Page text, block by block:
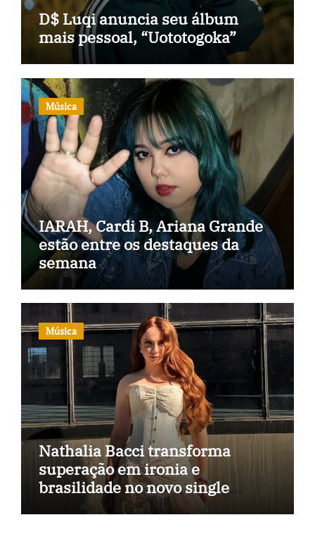
D$ Luqi anuncia seu álbum
mais pessoal, “Uototogoka”
Música
IARAH, Cardi B, Ariana Grande
estão entre os destaques da
semana
Música
Nathalia Bacci transforma
superação em ironia e
brasilidade no novo single
“Imagina Eu”